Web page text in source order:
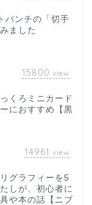
パンチの「切手
ました
15800 view
くろミニカード
におすすめ【黒
14961 view
グラフィーを5
しが、初心者に
や本の話【ニブ